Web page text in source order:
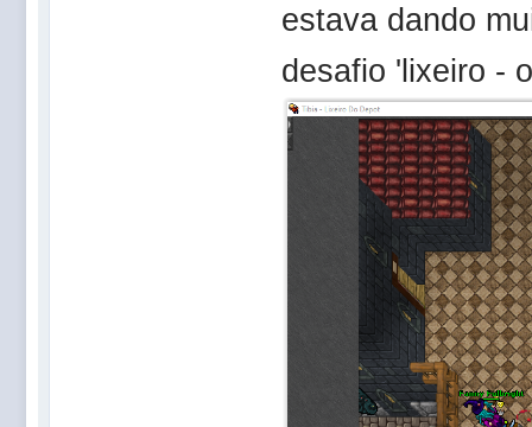
estava dando
desafio 'lixeiro -